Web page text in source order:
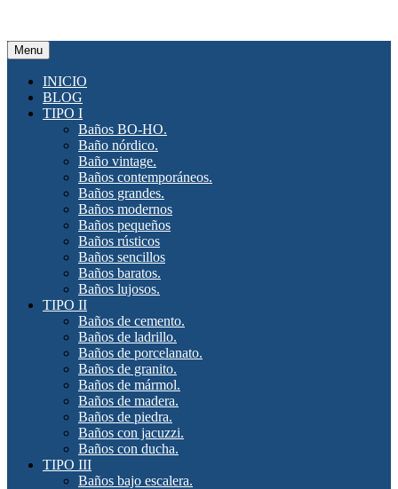
Menu
INICIO
BLOG
TIPO I
Baños BO-HO.
Baño nórdico.
Baño vintage.
Baños contemporáneos.
Baños grandes.
Baños modernos
Baños pequeños
Baños rústicos
Baños sencillos
Baños baratos.
Baños lujosos.
TIPO II
Baños de cemento.
Baños de ladrillo.
Baños de porcelanato.
Baños de granito.
Baños de mármol.
Baños de madera.
Baños de piedra.
Baños con jacuzzi.
Baños con ducha.
TIPO III
Baños bajo escalera.